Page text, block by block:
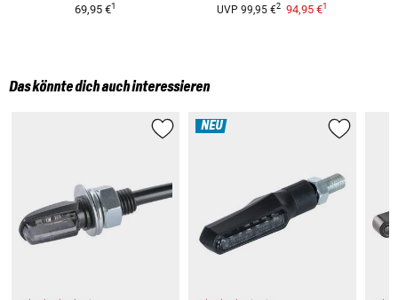
69,95 €1 UVP 99,95 €2 94,95 €1
Das könnte dich auch interessieren
NEU